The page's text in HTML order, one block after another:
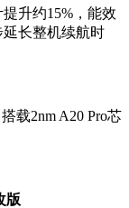
升约15%，能效
延长整机续航时
版